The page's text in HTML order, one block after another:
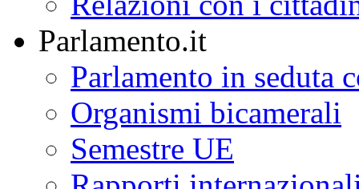
Parlamento.it
Parlamento in seduta
Organismi bicamerali
Semestre UE